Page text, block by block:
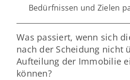
Bedürfnissen und Zielen
Was passiert, wenn sich
nach der Scheidung nicht
Aufteilung der Immobilie
können?